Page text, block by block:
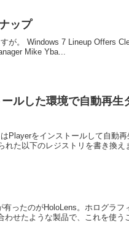
ップ
が。 Windows 7 Lineup Offers
Mike Yba...
ルした環境で自動再
Playerをインストールして自動
れた以下のレジストリを書き換え
ったのがHoloLens。ホログラ
わせたような製品で、これを使